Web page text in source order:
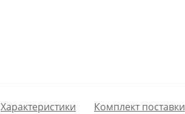
Характеристики Комплект поставки